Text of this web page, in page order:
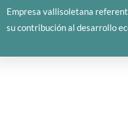
Empresa vallisoletana
su contribución al desarrollo